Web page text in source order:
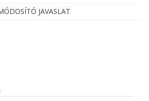
JAVASLAT